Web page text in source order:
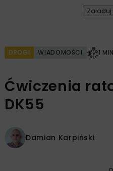
DROGI WIADOMOŚCI 1
Ćwiczenia
DK55
Damian Karpiński